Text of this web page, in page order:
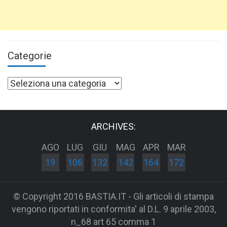
Categorie
Categorie
ARCHIVES:
AGO
19
LUG
106
GIU
132
MAG
142
APR
164
MAR
172
© Copyright 2016 BASTIA.IT - Gli articoli di stampa
vengono riportati in conformita' al D.L. 9 aprile 2003,
n_68 art 65 comma 1